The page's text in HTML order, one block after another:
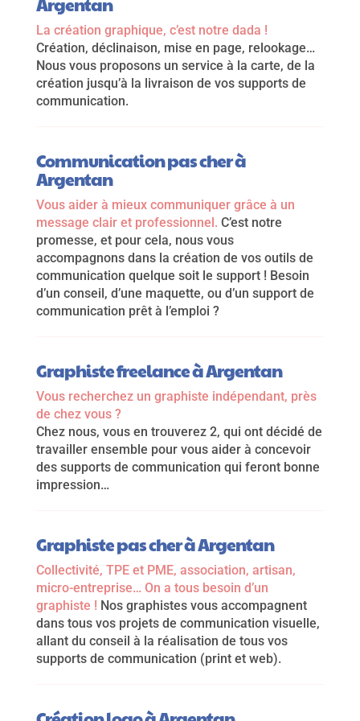
La création graphique, c’est notre dada !
Création, déclinaison, mise en page, relookage…
Nous vous proposons un service à la carte, de la
création jusqu’à la livraison de vos supports de
communication.
Communication pas cher à
Argentan
Vous aider à mieux communiquer grâce à un
message clair et professionnel. C’est notre
promesse, et pour cela, nous vous
accompagnons dans la création de vos outils de
communication quelque soit le support ! Besoin
d’un conseil, d’une maquette, ou d’un support de
communication prêt à l’emploi ?
Graphiste freelance à Argentan
Vous recherchez un graphiste indépendant, près
de chez vous ?
Chez nous, vous en trouverez 2, qui ont décidé de
travailler ensemble pour vous aider à concevoir
des supports de communication qui feront bonne
impression…
Graphiste pas cher à Argentan
Collectivité, TPE et PME, association, artisan,
micro-entreprise… On a tous besoin d’un
graphiste ! Nos graphistes vous accompagnent
dans tous vos projets de communication visuelle,
allant du conseil à la réalisation de tous vos
supports de communication (print et web).